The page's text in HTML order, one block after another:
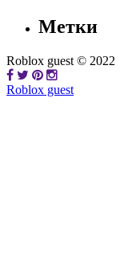
Метки
Roblox guest © 2022
Roblox guest